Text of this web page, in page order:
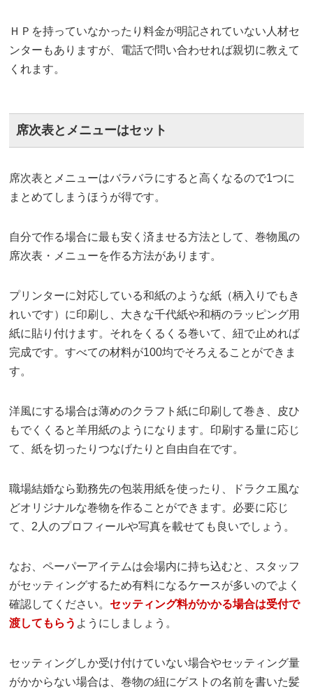
ＨＰを持っていなかったり料金が明記されていない人材セ
ンターもありますが、電話で問い合わせれば親切に教えて
くれます。
席次表とメニューはセット
席次表とメニューはバラバラにすると高くなるので1つに
まとめてしまうほうが得です。
自分で作る場合に最も安く済ませる方法として、巻物風の
席次表・メニューを作る方法があります。
プリンターに対応している和紙のような紙（柄入りでもき
れいです）に印刷し、大きな千代紙や和柄のラッピング用
紙に貼り付けます。それをくるくる巻いて、紐で止めれば
完成です。すべての材料が100均でそろえることができま
す。
洋風にする場合は薄めのクラフト紙に印刷して巻き、皮ひ
もでくくると羊用紙のようになります。印刷する量に応じ
て、紙を切ったりつなげたりと自由自在です。
職場結婚なら勤務先の包装用紙を使ったり、ドラクエ風な
どオリジナルな巻物を作ることができます。必要に応じ
て、2人のプロフィールや写真を載せても良いでしょう。
なお、ペーパーアイテムは会場内に持ち込むと、スタッフ
がセッティングするため有料になるケースが多いのでよく
確認してください。 セッティング料がかかる場合は受付で
渡してもらう ようにしましょう。
セッティングしか受け付けていない場合やセッティング量
がかからない場合は、巻物の紐にゲストの名前を書いた髪